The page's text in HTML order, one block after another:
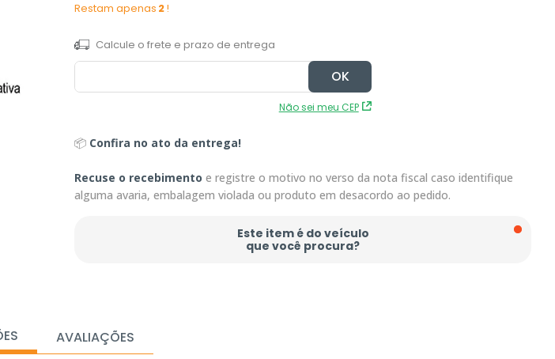
Restam apenas 2!
Não sei meu CEP
📦 Confira no ato da entrega!
Recuse o recebimento e registre o motivo no verso da nota fiscal caso identifique
alguma avaria, embalagem violada ou produto em desacordo ao pedido.
Este item é do veículo
que você procura?
AVALIAÇÕES